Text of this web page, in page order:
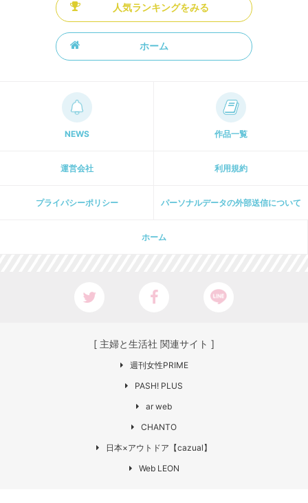
人気ランキングをみる
ホーム
NEWS 作品一覧
運営会社 利用規約
プライパシーポリシー パーソナルデータの外部送信について
ホーム
[ 主婦と生活社 関連サイト ]
週刊女性PRIME
PASH! PLUS
ar web
CHANTO
日本×アウトドア【cazual】
Web LEON